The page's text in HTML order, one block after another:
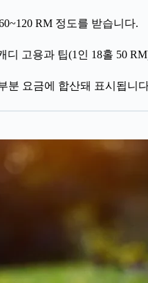
RM 정도를 받습니다.
디 고용과 팁(1인 18홀 50
분 요금에 합산돼 표시됩니